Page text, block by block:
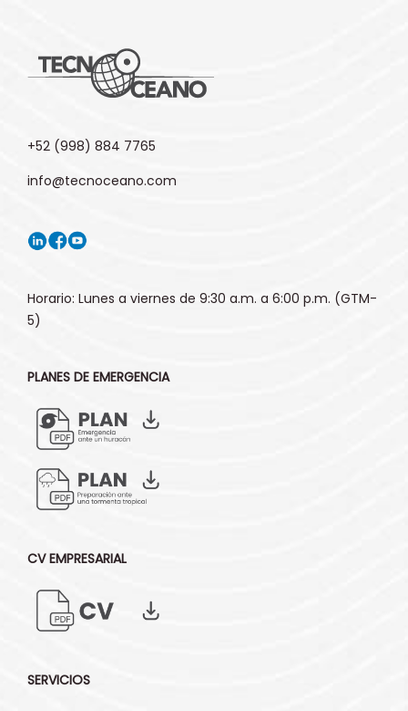
+52 (998) 884 7765
info@tecnoceano.com
Horario: Lunes a viernes de 9:30 a.m. a 6:00 p.m. (GTM-
5)
PLANES DE EMERGENCIA
CV EMPRESARIAL
SERVICIOS